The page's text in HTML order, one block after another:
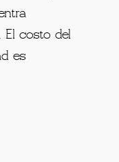
El costo del
es